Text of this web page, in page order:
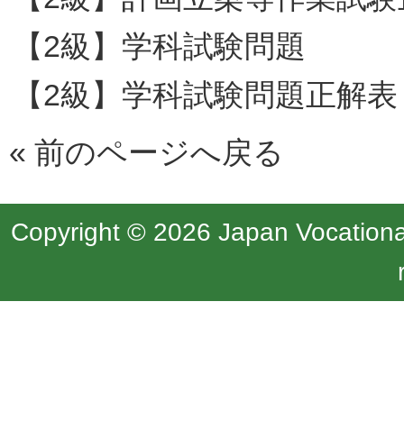
【2級】学科試験問題
【2級】学科試験問題正解表
« 前のページへ戻る
Copyright © 2026 Japan